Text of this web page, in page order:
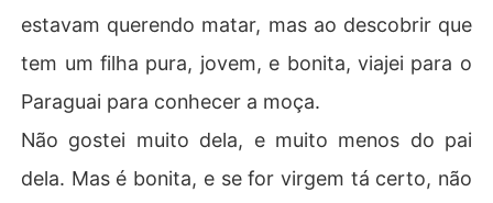
estavam querendo matar, mas ao descobrir que
tem um filha pura, jovem, e bonita, viajei para o
Paraguai para conhecer a moça.
Não gostei muito dela, e muito menos do pai
dela. Mas é bonita, e se for virgem tá certo, não